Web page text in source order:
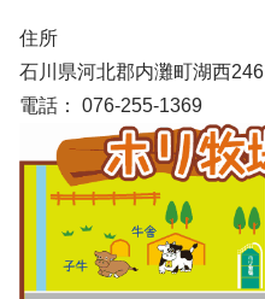
住所
石川県河北郡内灘町湖西246
電話： 076-255-1369